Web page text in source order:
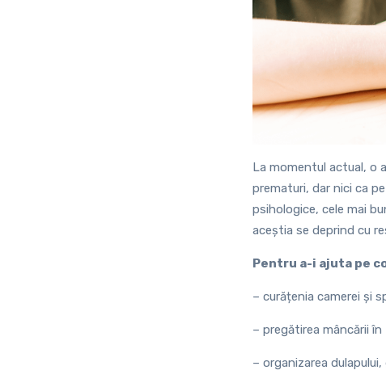
La momentul actual, o
prematuri, dar nici ca
psihologice, cele mai
aceștia se deprind cu
Pentru a-i ajuta pe
– curățenia camerei și
– pregătirea mâncării
– organizarea